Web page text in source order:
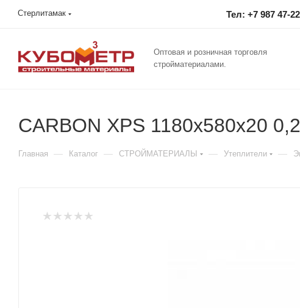
Стерлитамак Тел: +7 987 47-
Оптовая и розничная торговля
стройматериалами.
CARBON XPS 1180х580х20
Главная — Каталог — СТРОЙМАТЕРИАЛЫ — Утеплители —